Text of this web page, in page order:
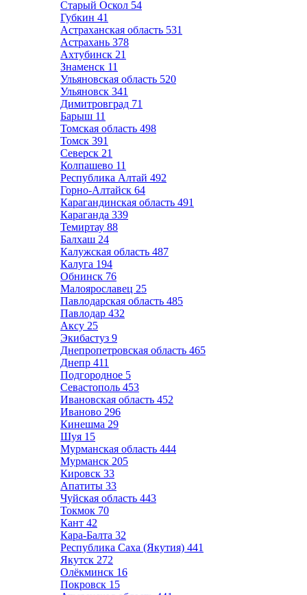
Старый Оскол 54
Губкин 41
Астраханская область 531
Астрахань 378
Ахтубинск 21
Знаменск 11
Ульяновская область 520
Ульяновск 341
Димитровград 71
Барыш 11
Томская область 498
Томск 391
Северск 21
Колпашево 11
Республика Алтай 492
Горно-Алтайск 64
Карагандинская область 491
Караганда 339
Темиртау 88
Балхаш 24
Калужская область 487
Калуга 194
Обнинск 76
Малоярославец 25
Павлодарская область 485
Павлодар 432
Аксу 25
Экибастуз 9
Днепропетровская область 465
Днепр 411
Подгородное 5
Севастополь 453
Ивановская область 452
Иваново 296
Кинешма 29
Шуя 15
Мурманская область 444
Мурманск 205
Кировск 33
Апатиты 33
Чуйская область 443
Токмок 70
Кант 42
Кара-Балта 32
Республика Саха (Якутия) 441
Якутск 272
Олёкминск 16
Покровск 15